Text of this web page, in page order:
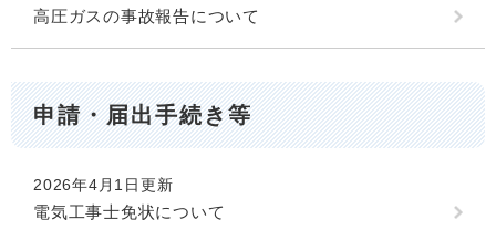
高圧ガスの事故報告について
申請・届出手続き等
2026年4月1日更新
電気工事士免状について